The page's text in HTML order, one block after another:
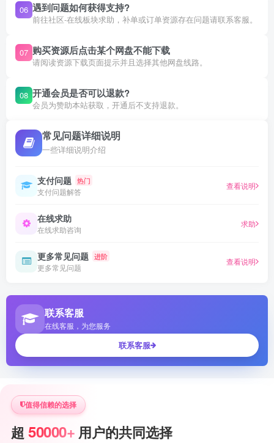
06 遇到问题如何获得支持?
前往社区-在线板块求助，补单或订单资源存在问题请联系客服。
07 购买资源后点击某个网盘不能下载
请阅读资源下载页面提示并且选择其他网盘线路。
08 开通会员是否可以退款?
会员为赞助本站获取，开通后不支持退款。
常见问题详细说明
一些详细说明介绍
支付问题 热门
支付问题解答
查看说明
在线求助
在线求助咨询
求助
更多常见问题 进阶
更多常见问题
查看说明
联系客服
在线客服，为您服务
联系客服
值得信赖的选择
超 50000+ 用户的共同选择